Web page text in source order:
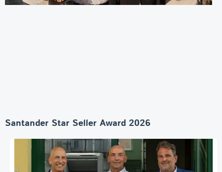
Santander Star Seller Award 2026